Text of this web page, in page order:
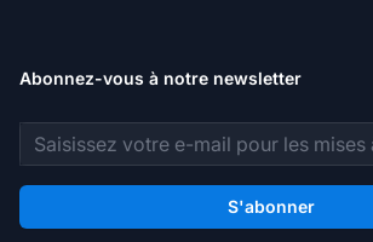
Abonnez-vous à notre newsletter
Adresse e-mail
S'abonner